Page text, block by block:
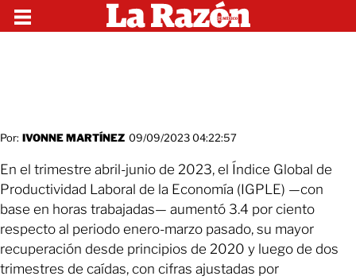
Por: IVONNE MARTÍNEZ 09/09/2023 04:22:57
En el trimestre abril-junio de 2023, el Índice Global de
Productividad Laboral de la Economía (IGPLE) —con
base en horas trabajadas— aumentó 3.4 por ciento
respecto al periodo enero-marzo pasado, su mayor
recuperación desde principios de 2020 y luego de dos
trimestres de caídas, con cifras ajustadas por